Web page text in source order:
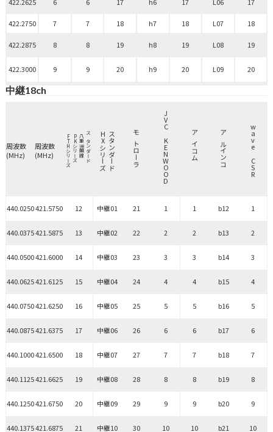
422.2750 7 7 18 h7 18 L07 18
422.2875 8 8 19 h8 19 L08 19
422.3000 9 9 20 h9 20 L09 20
中継18ch
周波数
(MHz)
周波数
(MHz)
スタンダード
八重洲無線
PKシリーズ
FTHシリーズ スタンダード
HXシリーズ モトローラ JVC KENWOOD アイコム アルインコ wave CSR
440.0250421.5750 12 中継01 21 1 1 b12 1
440.0375421.5875 13 中継02 22 2 2 b13 2
440.0500421.6000 14 中継03 23 3 3 b14 3
440.0625421.6125 15 中継04 24 4 4 b15 4
440.0750421.6250 16 中継05 25 5 5 b16 5
440.0875421.6375 17 中継06 26 6 6 b17 6
440.1000421.6500 18 中継07 27 7 7 b18 7
440.1125421.6625 19 中継08 28 8 8 b19 8
440.1250421.6750 20 中継09 29 9 9 b20 9
440.1375421.6875 21 中継10 30 10 10 b21 10